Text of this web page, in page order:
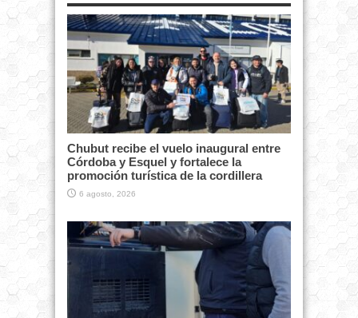
Chubut recibe el vuelo inaugural entre
Córdoba y Esquel y fortalece la
promoción turística de la cordillera
6 agosto, 2026